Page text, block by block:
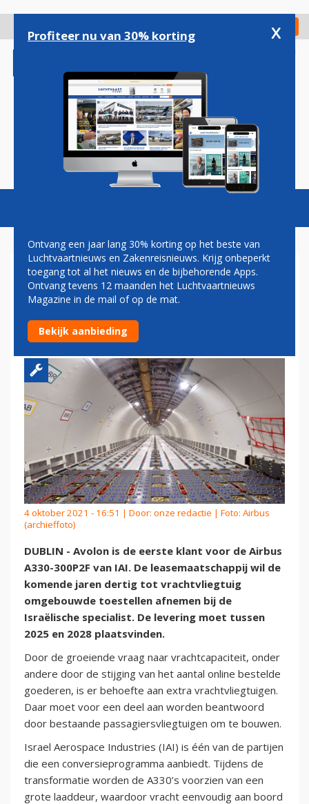
gaan
Check in
Magazine Podcasts Vacatures
AVOLON EERSTE KLANT
VOOR ISRAËLISCHE AIRBUS
A330-300P2F
4 oktober 2021 - 16:51 | Door: onze redactie | Foto: Airbus
(archieffoto)
DUBLIN - Avolon is de eerste klant voor de Airbus
A330-300P2F van IAI. De leasemaatschappij wil de
komende jaren dertig tot vrachtvliegtuig
omgebouwde toestellen afnemen bij de
Israëlische specialist. De levering moet tussen
2025 en 2028 plaatsvinden.
Door de groeiende vraag naar vrachtcapaciteit, onder
andere door de stijging van het aantal online bestelde
goederen, is er behoefte aan extra vrachtvliegtuigen.
Daar moet voor een deel aan worden beantwoord
door bestaande passagiersvliegtuigen om te bouwen.
Israel Aerospace Industries (IAI) is één van de partijen
die een conversieprogramma aanbiedt. Tijdens de
transformatie worden de A330’s voorzien van een
grote laaddeur, waardoor vracht eenvoudig aan boord
Profiteer nu van 30% korting x
Ontvang een jaar lang 30% korting op het beste van
Luchtvaartnieuws en Zakenreisnieuws. Krijg onbeperkt
toegang tot al het nieuws en de bijbehorende Apps.
Ontvang tevens 12 maanden het Luchtvaartnieuws
Magazine in de mail of op de mat.
Bekijk aanbieding